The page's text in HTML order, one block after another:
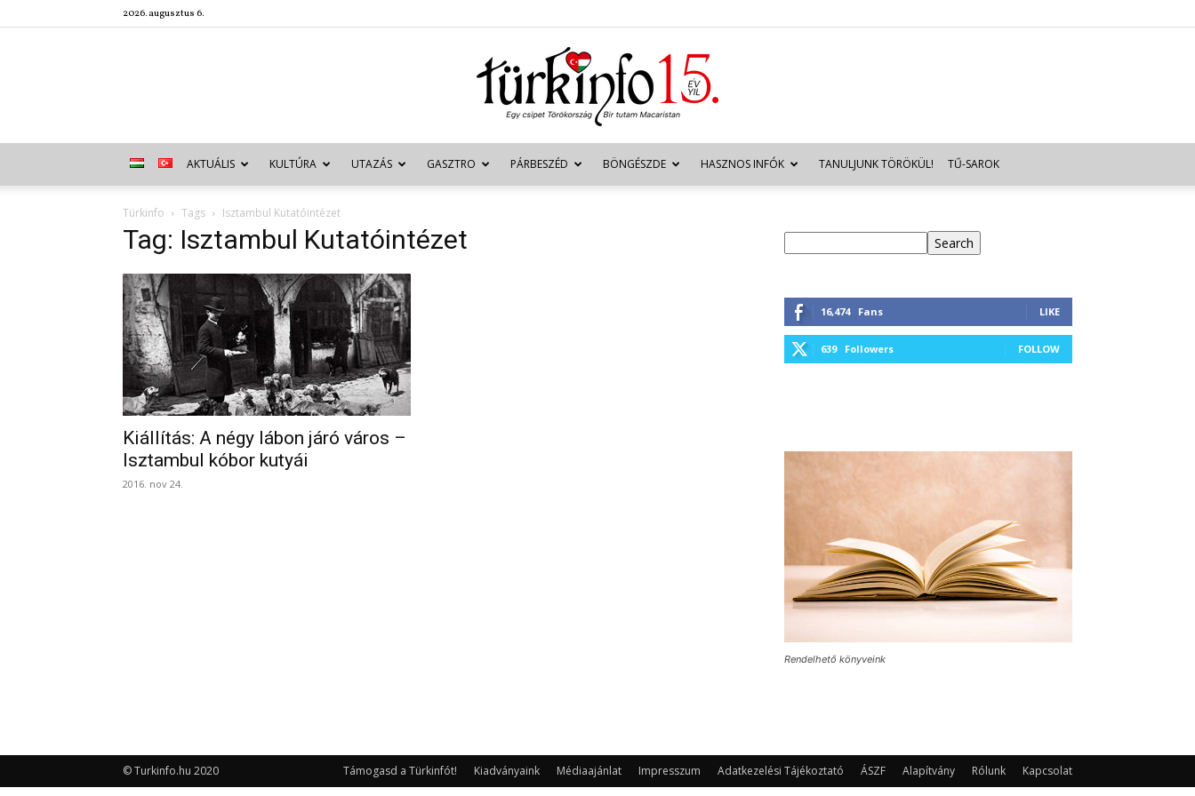
2026. augusztus 6.
Türkinfo
AKTUÁLIS KULTÚRA UTAZÁS GASZTRO PÁRBESZÉD BÖNGÉSZDE HASZNOS INFÓK TANULJUNK TÖRÖKÜL! TŰ-SAROK
Türkinfo Tags Isztambul Kutatóintézet
Tag: Isztambul Kutatóintézet
Kiállítás: A négy lábon járó város –
Isztambul kóbor kutyái
2016. nov 24.
Search
16,474 Fans LIKE
639 Followers FOLLOW
Rendelhető könyveink
Támogasd a Türkinfót! Kiadványaink Médiaajánlat Impresszum Adatkezelési Tájékoztató ÁSZF Alapítvány Rólunk Kapcsolat
© Turkinfo.hu 2020